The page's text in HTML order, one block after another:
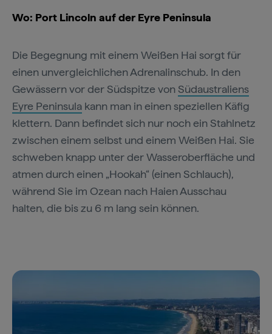
Wo: Port Lincoln auf der Eyre Peninsula
Die Begegnung mit einem Weißen Hai sorgt für
einen unvergleichlichen Adrenalinschub. In den
Gewässern vor der Südspitze vonSüdaustraliens
Eyre Peninsula kann man in einen speziellen Käfig
klettern. Dann befindet sich nur noch ein Stahlnetz
zwischen einem selbst und einem Weißen Hai. Sie
schweben knapp unter der Wasseroberfläche und
atmen durch einen „Hookah“ (einen Schlauch),
während Sie im Ozean nach Haien Ausschau
halten, die bis zu 6 m lang sein können.